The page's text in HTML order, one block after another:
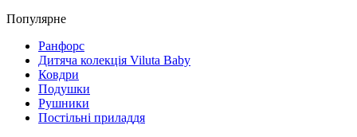
Популярне
Ранфорс
Дитяча колекція Viluta Baby
Ковдри
Подушки
Рушники
Постільні приладдя